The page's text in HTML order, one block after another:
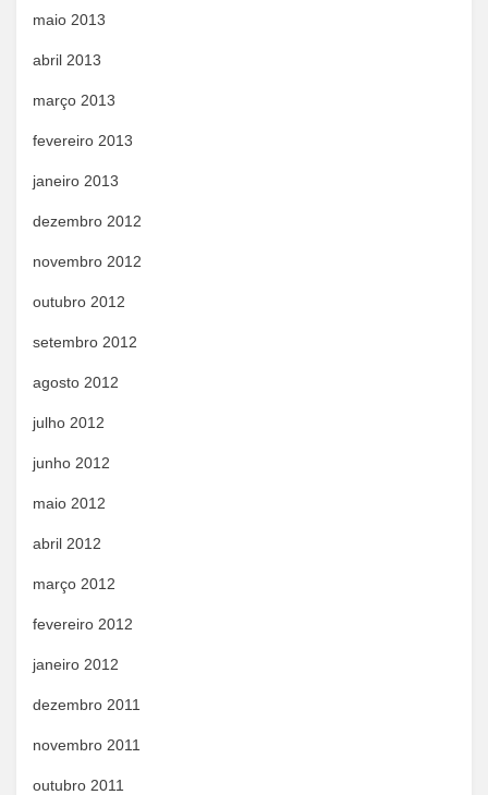
maio 2013
abril 2013
março 2013
fevereiro 2013
janeiro 2013
dezembro 2012
novembro 2012
outubro 2012
setembro 2012
agosto 2012
julho 2012
junho 2012
maio 2012
abril 2012
março 2012
fevereiro 2012
janeiro 2012
dezembro 2011
novembro 2011
outubro 2011